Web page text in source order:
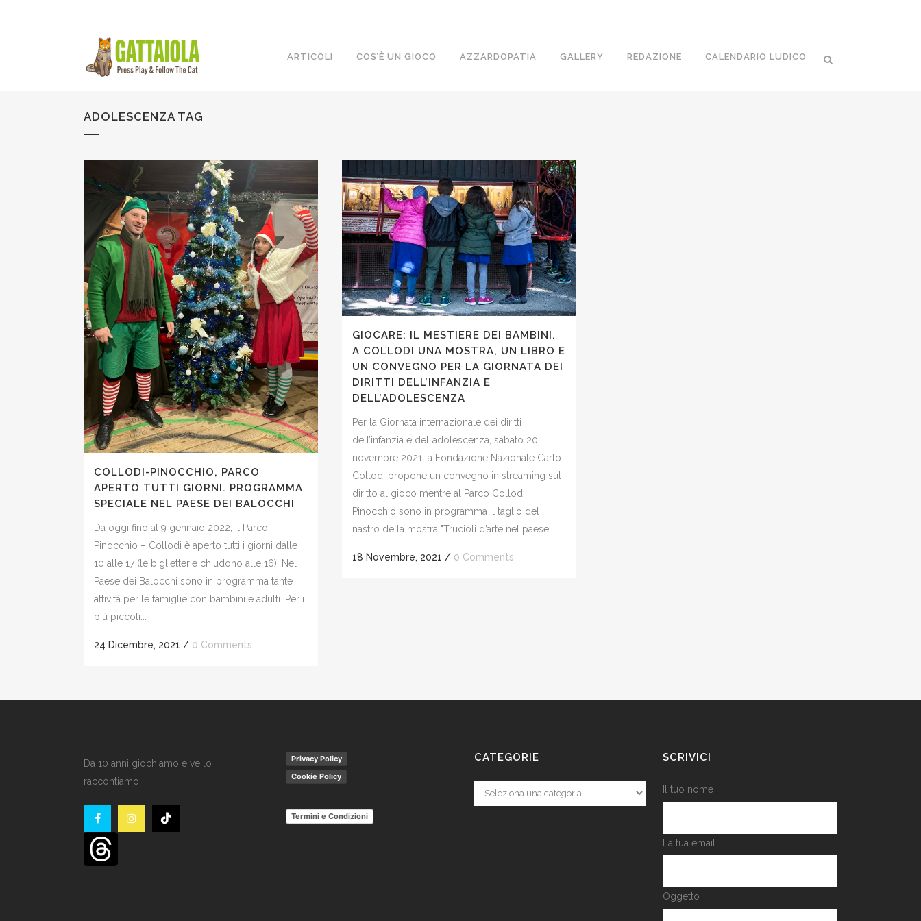
ARTICOLI COS’È UN GIOCO AZZARDOPATIA GALLERY REDAZIONE CALENDARIO LUDICO
ADOLESCENZA TAG
COLLODI-PINOCCHIO, PARCO
APERTO TUTTI GIORNI. PROGRAMMA
SPECIALE NEL PAESE DEI BALOCCHI
Da oggi fino al 9 gennaio 2022, il Parco
Pinocchio – Collodi è aperto tutti i giorni dalle
10 alle 17 (le biglietterie chiudono alle 16). Nel
Paese dei Balocchi sono in programma tante
attività per le famiglie con bambini e adulti. Per i
più piccoli...
24 Dicembre, 2021 / 0 Comments
GIOCARE: IL MESTIERE DEI BAMBINI.
A COLLODI UNA MOSTRA, UN LIBRO E
UN CONVEGNO PER LA GIORNATA DEI
DIRITTI DELL’INFANZIA E
DELL’ADOLESCENZA
Per la Giornata internazionale dei diritti
dell’infanzia e dell’adolescenza, sabato 20
novembre 2021 la Fondazione Nazionale Carlo
Collodi propone un convegno in streaming sul
diritto al gioco mentre al Parco Collodi
Pinocchio sono in programma il taglio del
nastro della mostra "Trucioli d’arte nel paese...
18 Novembre, 2021 / 0 Comments
Da 10 anni giochiamo e ve lo
raccontiamo.
Privacy Policy
Cookie Policy
Termini e Condizioni
CATEGORIE
Categorie
SCRIVICI
Il tuo nome
La tua email
Oggetto